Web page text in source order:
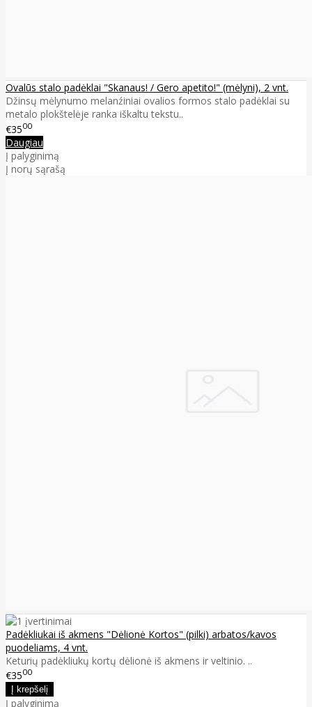
Ovalūs stalo padėklai "Skanaus! / Gero apetito!" (mėlyni), 2 vnt.
Džinsų mėlynumo melanźiniai ovalios formos stalo padėklai su
metalo plokštelėje ranka iškaltu tekstu..
€3500
Daugiau
Į palyginimą
Į norų sąrašą
Padėkliukai iš akmens "Dėlionė Kortos" (pilki) arbatos/kavos
puodeliams, 4 vnt.
Keturių padėkliukų kortų dėlionė iš akmens ir veltinio. ..
€3500
Į palyginimą